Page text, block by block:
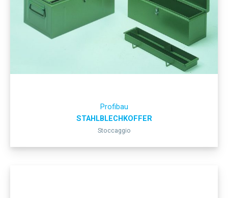
Profibau
STAHLBLECHKOFFER
Stoccaggio